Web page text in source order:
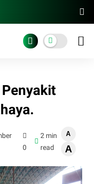
0
2 min
read
A
A